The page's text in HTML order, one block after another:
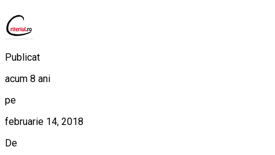
Publicat
acum 8 ani
pe
februarie 14, 2018
De